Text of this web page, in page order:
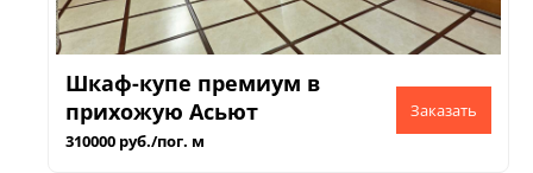
Шкаф-купе премиум в
прихожую Асьют
310000 руб./пог. м